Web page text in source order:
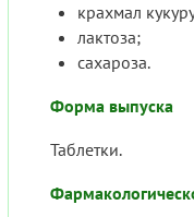
крахмал
лактоза;
сахароза.
Форма выпуска
Таблетки.